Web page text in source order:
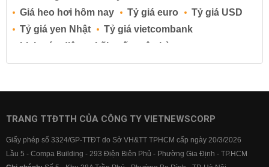
Giá heo hơi hôm nay
Tỷ giá euro
Tỷ giá USD
Tỷ giá yen Nhật
Tỷ giá vietcombank
Lịch cúp điện
Lãi suất ngân hàng
Lãi suất tiết kiệm
Lãi suất tiền gửi
Lãi suất ngân hàng BIDV
Lãi suất ngân hàng Vietcombank
TRANG TTĐTTH CỦA CÔNG TY VIETNEWSCORP
Giấy phép số 3324/GP-TTĐT do Sở VH&TT TPHCM cấp ngày 20/3/2026
Lầu 5 - Compa Building - 293 Điện Biên Phủ - Phường Gia Định - TP.HCM